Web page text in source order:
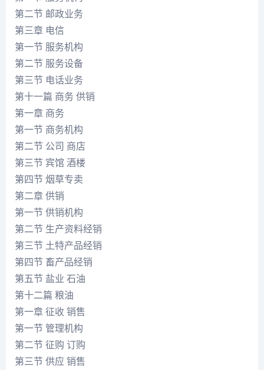
第二节 邮政业务
第三章 电信
第一节 服务机构
第二节 服务设备
第三节 电话业务
第十一篇 商务 供销
第一章 商务
第一节 商务机构
第二节 公司 商店
第三节 宾馆 酒楼
第四节 烟草专卖
第二章 供销
第一节 供销机构
第二节 生产资料经销
第三节 土特产品经销
第四节 畜产品经销
第五节 盐业 石油
第十二篇 粮油
第一章 征收 销售
第一节 管理机构
第二节 征购 订购
第三节 供应 销售